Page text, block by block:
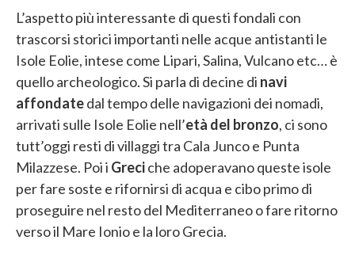
L’aspetto più interessante di questi fondali con
trascorsi storici importanti nelle acque antistanti le
Isole Eolie, intese come Lipari, Salina, Vulcano etc… è
quello archeologico. Si parla di decine di navi
affondatedal tempo delle navigazioni dei nomadi,
arrivati sulle Isole Eolie nell’età del bronzo, ci sono
tutt’oggi resti di villaggi tra Cala Junco e Punta
Milazzese. Poi i Greciche adoperavano queste isole
per fare soste e rifornirsi di acqua e cibo primo di
proseguire nel resto del Mediterraneo o fare ritorno
verso il Mare Ionio e la loro Grecia.